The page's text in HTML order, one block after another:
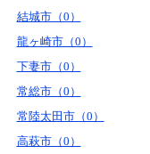
結城市（0）
龍ヶ崎市（0）
下妻市（0）
常総市（0）
常陸太田市（0）
高萩市（0）